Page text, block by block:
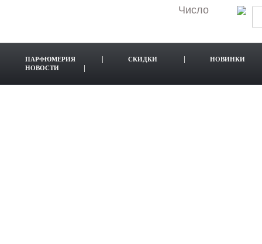
Число
ПАРФЮМЕРИЯ СКИДКИ
НОВИНКИ
НОВОСТИ